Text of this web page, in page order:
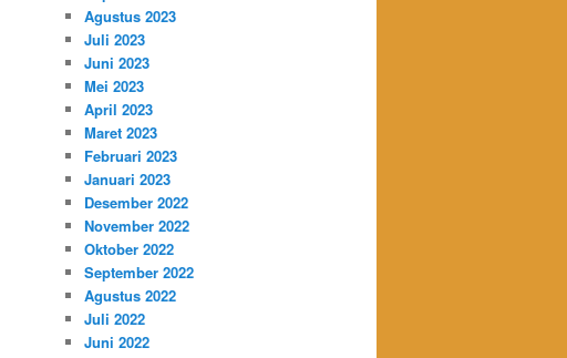
Agustus 2023
Juli 2023
Juni 2023
Mei 2023
April 2023
Maret 2023
Februari 2023
Januari 2023
Desember 2022
November 2022
Oktober 2022
September 2022
Agustus 2022
Juli 2022
Juni 2022